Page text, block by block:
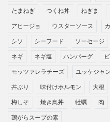
たまねぎ つくね丼 ねぎま
アヒージョ ウスターソース
シソ シーフード ソーセージ
ネギ ネギ塩 ハンバーグ
モッツァレラチーズ ユッケジャン
丼ぶり 味付けホルモン 大根
梅しそ 焼き鳥丼 牡蠣 肉
鶏がらスープの素